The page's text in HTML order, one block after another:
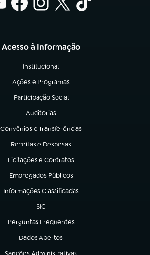
Acesso à Informação
Institucional
(abre em nova aba)
Ações e Programas
(abre em nova aba)
Participação Social
(abre em nova aba)
Auditorias
(abre em nova aba)
Convênios e Transferências
(abre em nova aba)
Receitas e Despesas
(abre em nova aba)
Licitações e Contratos
(abre em nova aba)
Empregados Públicos
(abre em nova aba)
Informações Classificadas
(abre em nova aba)
SIC
(abre em nova aba)
Perguntas Frequentes
(abre em nova aba)
Dados Abertos
(abre em nova aba)